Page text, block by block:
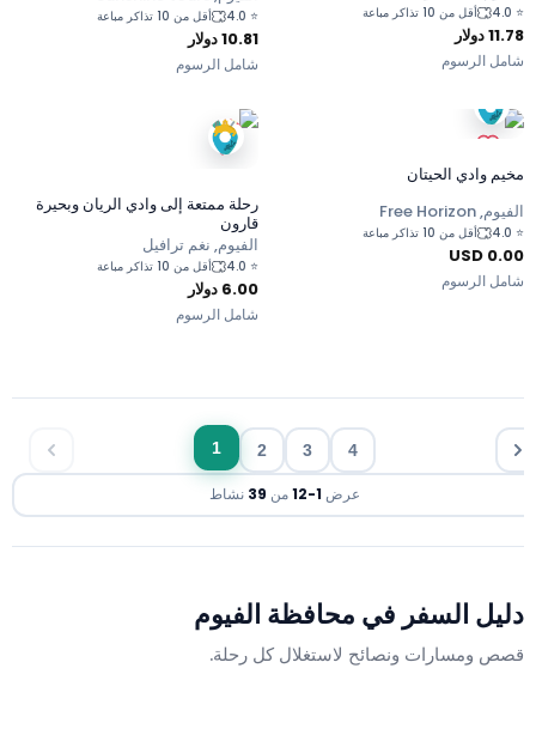
⭐
4.0 أقل من 10 تذاكر مباعة
11.78دولار
شامل الرسوم
⭐
4.0 أقل من 10 تذاكر مباعة
10.81دولار
شامل الرسوم
مخيم وادي الحيتان
الفيوم, Free Horizon
⭐
4.0 أقل من 10 تذاكر مباعة
0.00 USD
شامل الرسوم
رحلة ممتعة إلى وادي الريان وبحيرة
قارون
الفيوم, نغم ترافيل
⭐
4.0 أقل من 10 تذاكر مباعة
6.00 دولار
شامل الرسوم
1 2 3 4
عرض 1
-
12من 39 نشاط
دليل السفر في محافظة الفيوم
قصص ومسارات ونصائح لاستغلال كل رحلة.